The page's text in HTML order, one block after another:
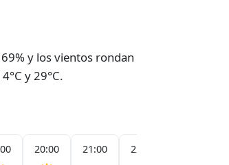
y los vientos rondan
y 29°C.
20:00 21:00 22:00